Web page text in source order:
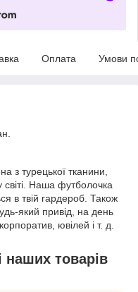
Оплата Умови
з турецької тканини,
світі. Наша футболочка
в твій гардероб. Також
який привід, на день
ювілей і т. д.
наших товарів